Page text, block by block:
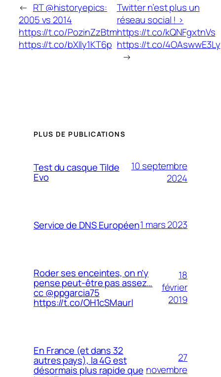
← RT @historyepics:
2005 vs 2014
https://t.co/PozinZzBtm
https://t.co/bXIly1KT6p
Twitter n’est plus un
réseau social ! >
https://t.co/kQNFgxtnVs
https://t.co/4OAswwE3Ly
→
PLUS DE PUBLICATIONS
Test du casque Tilde
Evo
10 septembre
2024
Service de DNS Européen1 mars 2023
Roder ses enceintes, on n’y
pense peut-être pas assez…
cc @ppgarcia75
https://t.co/OH1cSMaurl
18
février
2019
En France (et dans 32
autres pays), la 4G est
désormais plus rapide que
27
novembre